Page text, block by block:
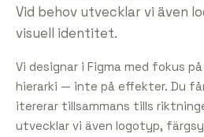
Vid behov utvecklar vi även
visuell identitet.
Vi designar i Figma med fokus
hierarki — inte på effekter. Du
itererar tillsammans tills
utvecklar vi även logotyp,